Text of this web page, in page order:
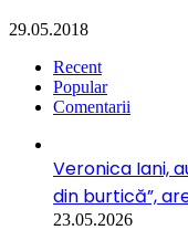
29.05.2018
Recent
Popular
Comentarii
Veronica Iani,
din burtică”,
23.05.2026